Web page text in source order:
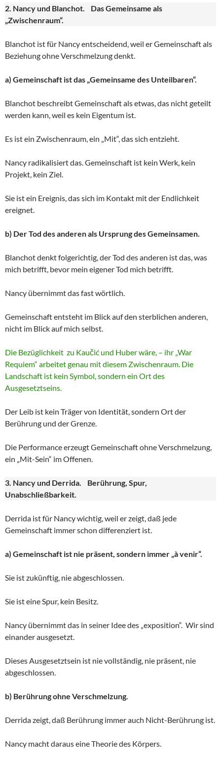
2. Nancy und Blanchot. Das Gemeinsame als
„Zwischenraum“.
Blanchot ist für Nancy entscheidend, weil er Gemeinschaft als
Beziehung ohne Verschmelzung denkt.
a) Gemeinschaft ist das „Gemeinsame des Unteilbaren“.
Blanchot beschreibt Gemeinschaft als etwas, das nicht geteilt
werden kann, weil es kein Eigentum ist.
Es ist ein Zwischenraum, ein „Mit“, das sich entzieht.
Nancy radikalisiert das. Gemeinschaft ist kein Werk, kein
Projekt, kein Ziel.
Sie ist ein Ereignis, das sich im Kontakt mit der Endlichkeit
ereignet.
b) Der Tod des anderen als Ursprung des Gemeinsamen.
Blanchot denkt folgerichtig, der Tod des anderen ist das, was
mich betrifft, bevor mein eigener Tod mich betrifft.
Nancy übernimmt das fast wörtlich.
Gemeinschaft entsteht im Blick auf den sterblichen anderen,
nicht im Blick auf mich selbst.
Die Bezüglichkeit zu Kaučić und Huber wäre, – ihr „War
Requiem“ arbeitet genau mit diesem Zwischenraum. Die
Landschaft ist kein Symbol, sondern ein Ort des
Ausgesetztseins.
Der Leib ist kein Träger von Identität, sondern Ort der
Berührung und der Grenze.
Die Performance erzeugt Gemeinschaft ohne Verschmelzung,
ein „Mit-Sein“ im Offenen.
3. Nancy und Derrida. Berührung, Spur,
Unabschließbarkeit.
Derrida ist für Nancy wichtig, weil er zeigt, daß jede
Gemeinschaft immer schon differenziert ist.
a) Gemeinschaft ist nie präsent, sondern immer „à venir“.
Sie ist zukünftig, nie abgeschlossen.
Sie ist eine Spur, kein Besitz.
Nancy übernimmt das in seiner Idee des „exposition“. Wir sind
einander ausgesetzt.
Dieses Ausgesetztsein ist nie vollständig, nie präsent, nie
abgeschlossen.
b) Berührung ohne Verschmelzung.
Derrida zeigt, daß Berührung immer auch Nicht-Berührung ist.
Nancy macht daraus eine Theorie des Körpers.